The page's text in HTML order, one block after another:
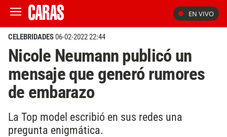
EN VIVO
CELEBRIDADES06-02-2022 22:44
Nicole Neumann publicó un
mensaje que generó rumores
de embarazo
La Top model escribió en sus redes una
pregunta enigmática.